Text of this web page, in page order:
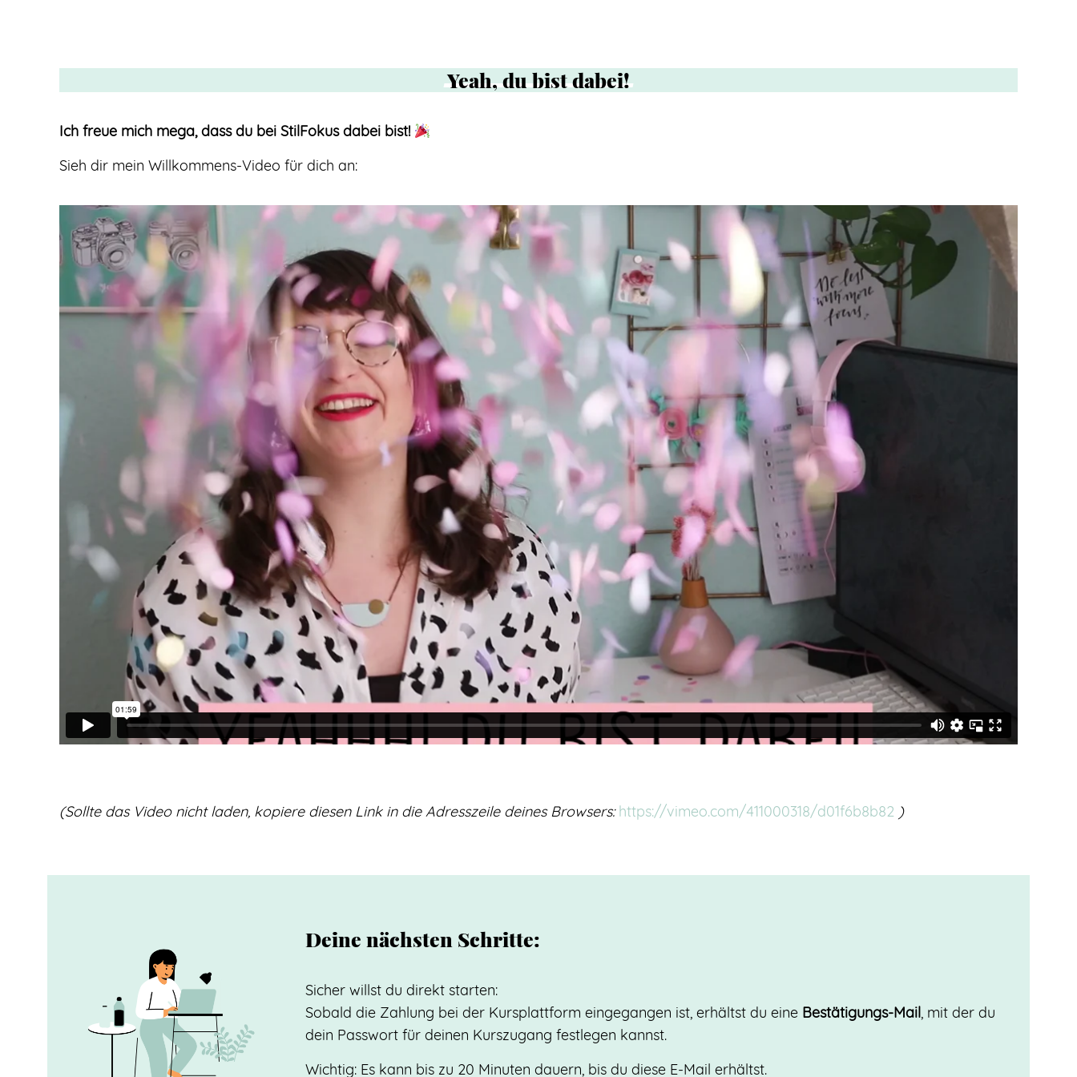
Yeah,dubistdabei!
Ich freue mich mega, dass du bei StilFokus dabei bist!
Sieh dir mein Willkommens-Video für dich an:
(Sollte das Video nicht laden, kopiere diesen Link in die Adresszeile deines Browsers:https://vimeo.com/411000318/d01f6b8b82 )
Deine nächsten Schritte:
Sicher willst du direkt starten:
Sobald die Zahlung bei der Kursplattform eingegangen ist, erhältst du eine Bestätigungs-Mail, mit der du
dein Passwort für deinen Kurszugang festlegen kannst.
Wichtig: Es kann bis zu 20 Minuten dauern, bis du diese E-Mail erhältst.